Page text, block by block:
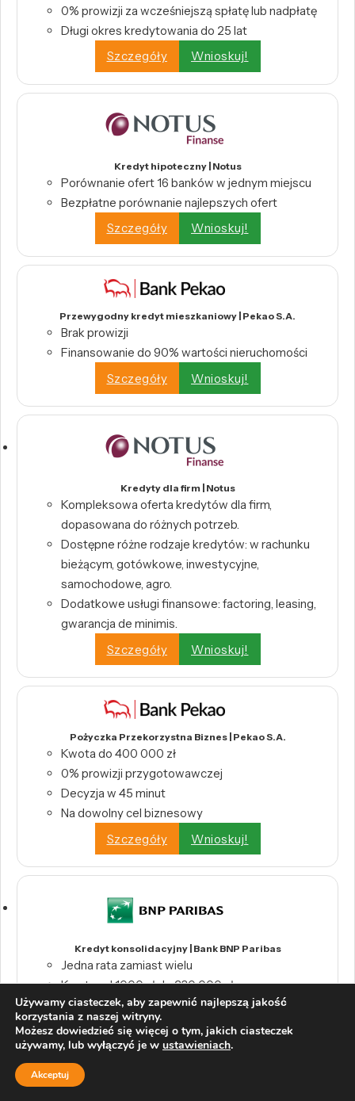
0% prowizji za wcześniejszą spłatę lub nadpłatę
Długi okres kredytowania do 25 lat
Szczegóły
Wnioskuj!
Kredyt hipoteczny | Notus
Porównanie ofert 16 banków w jednym miejscu
Bezpłatne porównanie najlepszych ofert
Szczegóły
Wnioskuj!
Przewygodny kredyt mieszkaniowy | Pekao S.A.
Brak prowizji
Finansowanie do 90% wartości nieruchomości
Szczegóły
Wnioskuj!
Kredyty dla firm | Notus
Kompleksowa oferta kredytów dla firm,
dopasowana do różnych potrzeb.
Dostępne różne rodzaje kredytów: w rachunku
bieżącym, gotówkowe, inwestycyjne,
samochodowe, agro.
Dodatkowe usługi finansowe: factoring, leasing,
gwarancja de minimis.
Szczegóły
Wnioskuj!
Pożyczka Przekorzystna Biznes | Pekao S.A.
Kwota do 400 000 zł
0% prowizji przygotowawczej
Decyzja w 45 minut
Na dowolny cel biznesowy
Szczegóły
Wnioskuj!
Kredyt konsolidacyjny | Bank BNP Paribas
Jedna rata zamiast wielu
Kwota od 1000 zł do 230 000 zł
0% prowizji
Szczegóły
Wnioskuj!
Używamy ciasteczek, aby zapewnić najlepszą jakość
korzystania z naszej witryny.
Możesz dowiedzieć się więcej o tym, jakich ciasteczek
używamy, lub wyłączyć je w ustawieniach.
Akceptuj